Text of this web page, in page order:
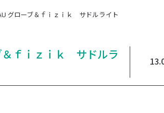
グローブ＆ｆｉｚｉｋ サドルライト
ｆｉｚｉｋ サドルラ